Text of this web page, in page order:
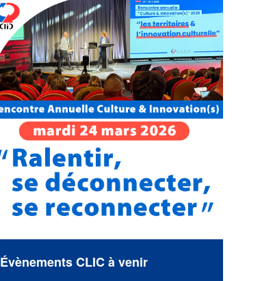
Évènements CLIC à venir